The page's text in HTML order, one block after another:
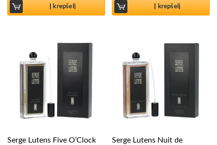
Į krepšelį Į krepšelį
Serge Lutens Five O’Clock
Serge Lutens Nuit de